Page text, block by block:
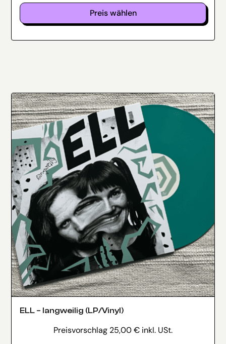
Preis wählen
ELL – langweilig (LP/Vinyl)
Preisvorschlag 25,00€ inkl. USt.